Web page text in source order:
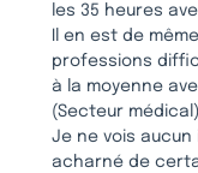
les 35 heures
Il en est de
professions
à la moyenne
(Secteur
Je ne vois
acharné de